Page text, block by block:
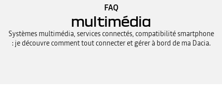
FAQ
multimédia
Systèmes multimédia, services connectés, compatibilité smartphone
: je découvre comment tout connecter et gérer à bord de ma Dacia.